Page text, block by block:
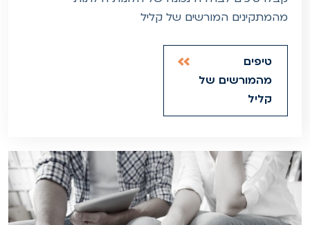
מהמתקינים המורשים של קליל
טיפים
מהמורשים של
קליל